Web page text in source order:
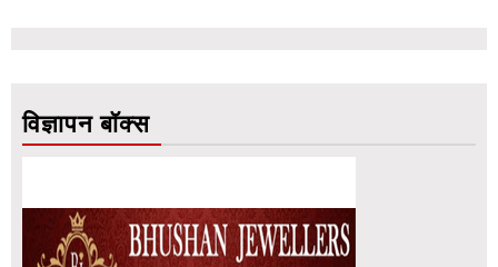
विज्ञापन बॉक्स